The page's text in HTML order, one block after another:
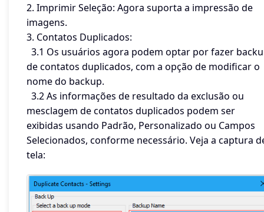
2. Imprimir Seleção: Agora suporta a impressão de
imagens.
3. Contatos Duplicados:
3.1 Os usuários agora podem optar por fazer
de contatos duplicados, com a opção de modificar o
nome do backup.
3.2 As informações de resultado da exclusão ou
mesclagem de contatos duplicados podem ser
exibidas usando Padrão, Personalizado ou Campos
Selecionados, conforme necessário. Veja a captura
tela: